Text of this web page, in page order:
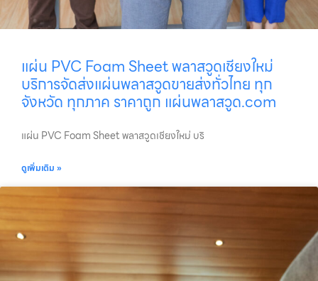
แผ่น PVC Foam Sheet พลาสวูดเชียงใหม่
บริการจัดส่งแผ่นพลาสวูดขายส่งทั่วไทย ทุก
จังหวัด ทุกภาค ราคาถูก แผ่นพลาสวูด.com
แผ่น PVC Foam Sheet พลาสวูดเชียงใหม่ บริ
ดูเพิ่มเติม »